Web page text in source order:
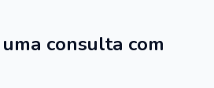
consulta com